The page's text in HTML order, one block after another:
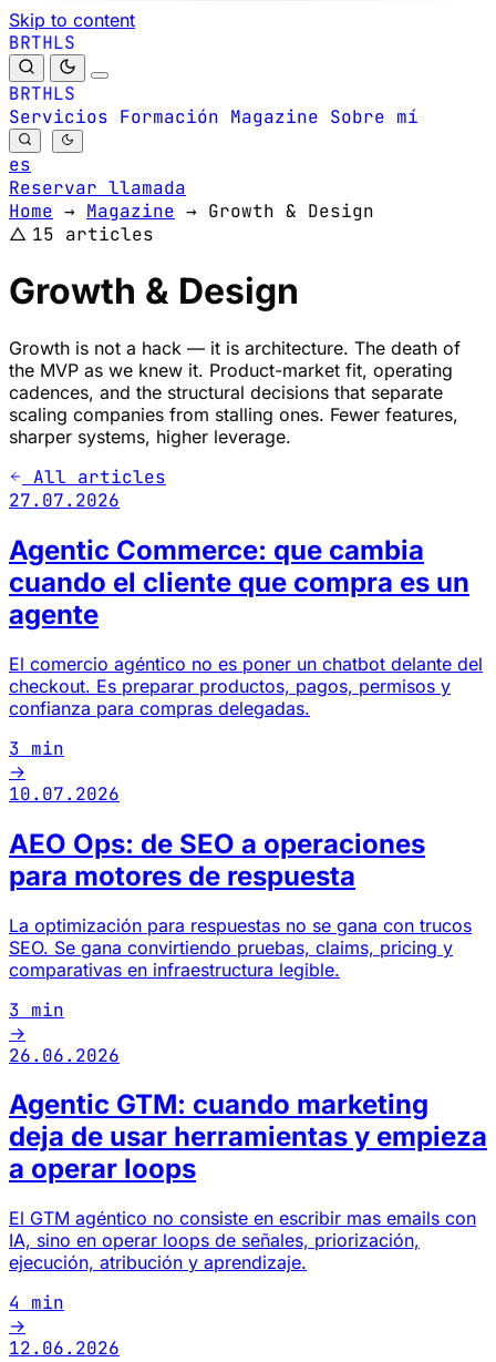
Skip to content
BRTHLS
BRTHLS
Servicios Formación Magazine Sobre mí
es
Reservar llamada
Home → Magazine → Growth & Design
△ 15 articles
Growth & Design
Growth is not a hack — it is architecture. The death of
the MVP as we knew it. Product-market fit, operating
cadences, and the structural decisions that separate
scaling companies from stalling ones. Fewer features,
sharper systems, higher leverage.
All articles
27.07.2026
Agentic Commerce: que cambia
cuando el cliente que compra es un
agente
El comercio agéntico no es poner un chatbot delante del
checkout. Es preparar productos, pagos, permisos y
confianza para compras delegadas.
3 min
→
10.07.2026
AEO Ops: de SEO a operaciones
para motores de respuesta
La optimización para respuestas no se gana con trucos
SEO. Se gana convirtiendo pruebas, claims, pricing y
comparativas en infraestructura legible.
3 min
→
26.06.2026
Agentic GTM: cuando marketing
deja de usar herramientas y empieza
a operar loops
El GTM agéntico no consiste en escribir mas emails con
IA, sino en operar loops de señales, priorización,
ejecución, atribución y aprendizaje.
4 min
→
12.06.2026